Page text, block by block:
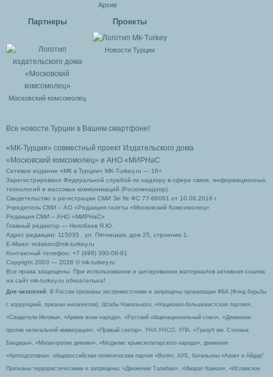
Архив
Партнеры
Московский комсомолец
Проекты
Новости Турции
Все новости Турции в Вашем смартфоне!
«МК-Турция» совместный проект Издательского дома
«Московский комсомолец» и АНО «МИРНаС
Сетевое издание «МК в Турции» MK-Turkey.ru — 16+
Зарегистрировано Федеральной службой по надзору в сфере связи, информационных
технологий и массовых коммуникаций (Роскомнадзор).
Свидетельство о регистрации СМИ Эл № ФС 77-66061 от 10.06.2016 г.
Учредитель СМИ – АО «Редакция газеты «Московский Комсомолец»
Редакция СМИ – АНО «МИРНаС»
Главный редактор — Ниязбаев Я.Ю.
Адрес редакции: 115035 , ул. Пятницкая, дом 25, строение 1.
Е-Маил: redaktor@mk-turkey.ru
Контактный телефон: +7 (499) 390-08-91
Copyright 2003 — 2026 © mk-turkey.ru
Все права защищены. При использовании и цитировании материалов активная ссылка
на сайт mk-turkey.ru обязательна!
Для читателей : В России признаны экстремистскими и запрещены организации ФБК (Фонд борьбы
с коррупцией, признан иноагентом), Штабы Навального, «Национал-большевистская партия»,
«Свидетели Иеговы», «Армия воли народа», «Русский общенациональный союз», «Движение
против нелегальной иммиграции», «Правый сектор», УНА-УНСО, УПА, «Тризуб им. Степана
Бандеры», «Мизантропик дивижн», «Меджлис крымскотатарского народа», движение
«Артподготовка», общероссийская политическая партия «Воля», АУЕ, батальоны «Азов» и Айдар″.
Признаны террористическими и запрещены: «Движение Талибан», «Имарат Кавказ», «Исламское